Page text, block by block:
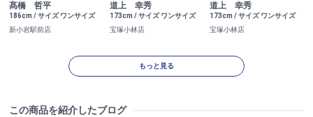
髙橋 哲平
186cm / サイズ ワンサイズ
新小岩駅前店
道上 幸秀
173cm / サイズ ワンサイズ
宝塚小林店
道上 幸秀
173cm / サイズ ワンサイズ
宝塚小林店
もっと見る
この商品を紹介したブログ